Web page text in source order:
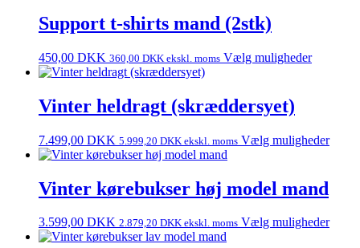
Support t-shirts mand (2stk)
450,00 DKK 360,00 DKK ekskl. moms Vælg muligheder
Vinter heldragt (skræddersyet)
7.499,00 DKK 5.999,20 DKK ekskl. moms Vælg muligheder
Vinter kørebukser høj model mand
3.599,00 DKK 2.879,20 DKK ekskl. moms Vælg muligheder